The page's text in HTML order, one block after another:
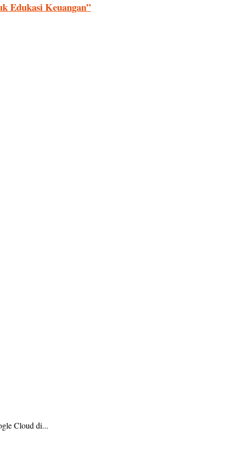
Edukasi Keuangan”
Cloud di...